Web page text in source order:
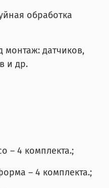
обработка
монтаж: датчиков,
и др.
– 4 комплекта.;
– 4 комплекта.;